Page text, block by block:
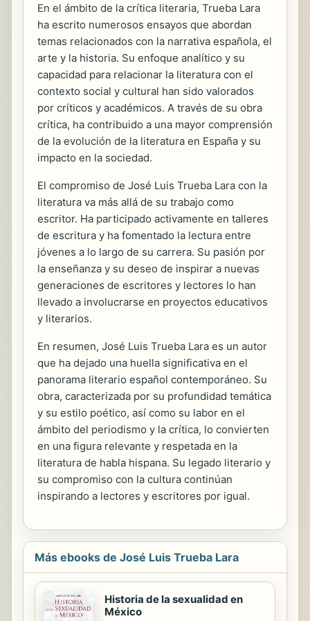
En el ámbito de la crítica literaria, Trueba Lara
ha escrito numerosos ensayos que abordan
temas relacionados con la narrativa española, el
arte y la historia. Su enfoque analítico y su
capacidad para relacionar la literatura con el
contexto social y cultural han sido valorados
por críticos y académicos. A través de su obra
crítica, ha contribuido a una mayor comprensión
de la evolución de la literatura en España y su
impacto en la sociedad.
El compromiso de José Luis Trueba Lara con la
literatura va más allá de su trabajo como
escritor. Ha participado activamente en talleres
de escritura y ha fomentado la lectura entre
jóvenes a lo largo de su carrera. Su pasión por
la enseñanza y su deseo de inspirar a nuevas
generaciones de escritores y lectores lo han
llevado a involucrarse en proyectos educativos
y literarios.
En resumen, José Luis Trueba Lara es un autor
que ha dejado una huella significativa en el
panorama literario español contemporáneo. Su
obra, caracterizada por su profundidad temática
y su estilo poético, así como su labor en el
ámbito del periodismo y la crítica, lo convierten
en una figura relevante y respetada en la
literatura de habla hispana. Su legado literario y
su compromiso con la cultura continúan
inspirando a lectores y escritores por igual.
Más ebooks de José Luis Trueba Lara
Historia de la sexualidad en
México